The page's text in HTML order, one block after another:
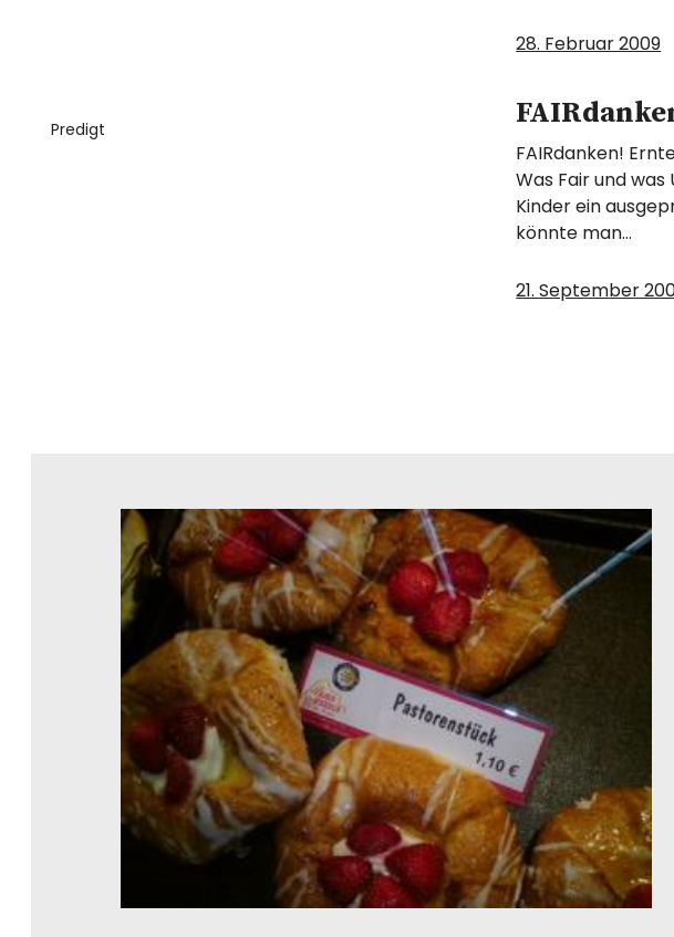
28. Februar 2009
Predigt
FAIRdanken!
Was Fair und
Kinder ein
könnte man…
21. September